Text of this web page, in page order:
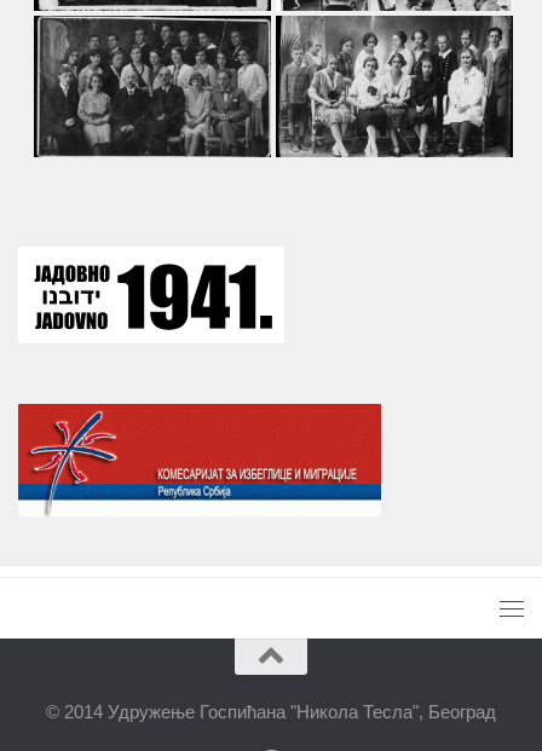
© 2014 Удружење Госпићана "Никола Тесла", Београд